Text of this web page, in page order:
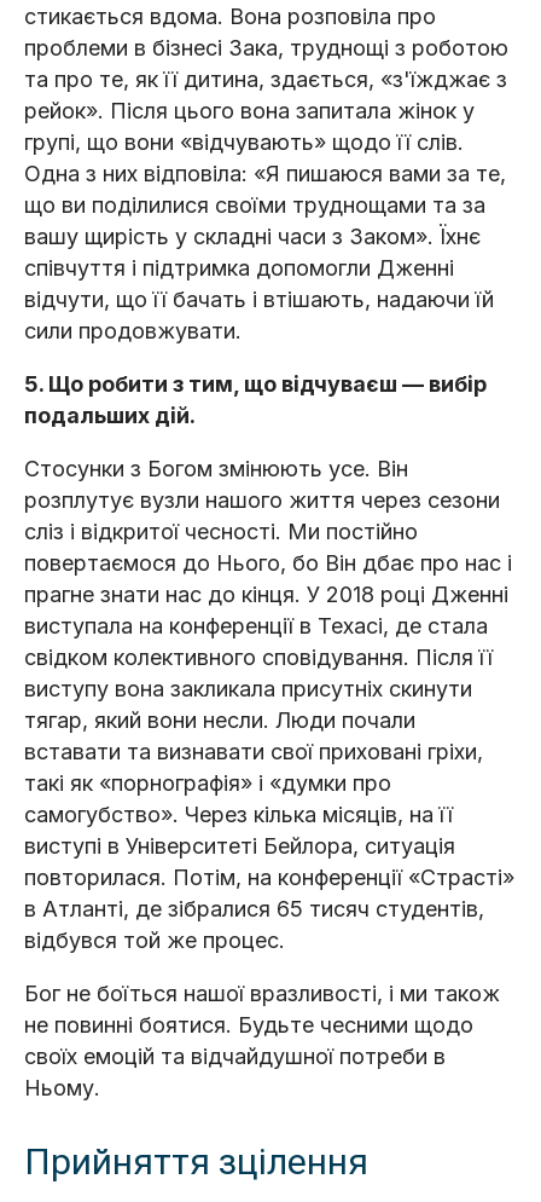
стикається вдома. Вона розповіла про
проблеми в бізнесі Зака, труднощі з роботою
та про те, як її дитина, здається, «з'їжджає з
рейок». Після цього вона запитала жінок у
групі, що вони «відчувають» щодо її слів.
Одна з них відповіла: «Я пишаюся вами за те,
що ви поділилися своїми труднощами та за
вашу щирість у складні часи з Заком». Їхнє
співчуття і підтримка допомогли Дженні
відчути, що її бачать і втішають, надаючи їй
сили продовжувати.
5. Що робити з тим, що відчуваєш — вибір
подальших дій.
Стосунки з Богом змінюють усе. Він
розплутує вузли нашого життя через сезони
сліз і відкритої чесності. Ми постійно
повертаємося до Нього, бо Він дбає про нас і
прагне знати нас до кінця. У 2018 році Дженні
виступала на конференції в Техасі, де стала
свідком колективного сповідування. Після її
виступу вона закликала присутніх скинути
тягар, який вони несли. Люди почали
вставати та визнавати свої приховані гріхи,
такі як «порнографія» і «думки про
самогубство». Через кілька місяців, на її
виступі в Університеті Бейлора, ситуація
повторилася. Потім, на конференції «Страсті»
в Атланті, де зібралися 65 тисяч студентів,
відбувся той же процес.
Бог не боїться нашої вразливості, і ми також
не повинні боятися. Будьте чесними щодо
своїх емоцій та відчайдушної потреби в
Ньому.
Прийняття зцілення